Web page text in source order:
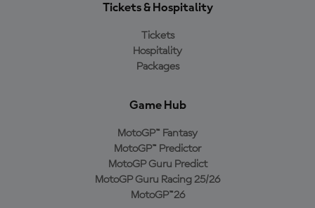
Tickets & Hospitality
Tickets
Hospitality
Packages
Game Hub
MotoGP™ Fantasy
MotoGP™ Predictor
MotoGP Guru Predict
MotoGP Guru Racing 25/26
MotoGP™26